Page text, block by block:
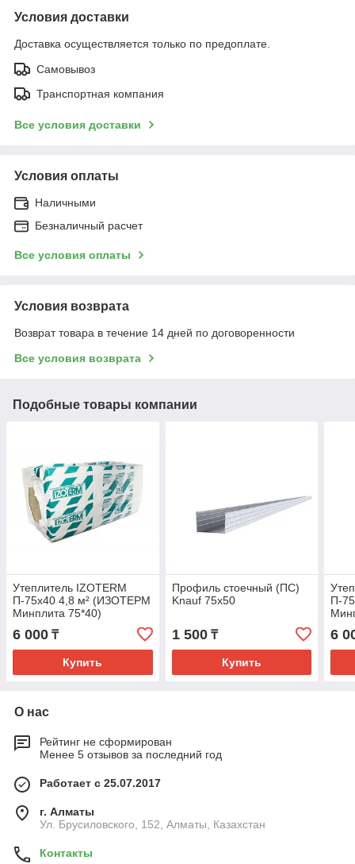
Условия доставки
Доставка осуществляется только по предоплате.
Самовывоз
Транспортная компания
Все условия доставки
Условия оплаты
Наличными
Безналичный расчет
Все условия оплаты
Условия возврата
Возврат товара в течение 14 дней по договоренности
Все условия возврата
Подобные товары компании
Утеплитель IZOTERM
П-75х40 4,8 м² (ИЗОТЕРМ
Минплита 75*40)
6 000 ₸
Купить
Профиль стоечный (ПС)
Knauf 75х50
1 500₸
Купить
П-
6
О нас
Рейтинг не сформирован
Менее 5 отзывов за последний год
Работает с 25.07.2017
г. Алматы
Ул. Брусиловского, 152, Алматы, Казахстан
Контакты